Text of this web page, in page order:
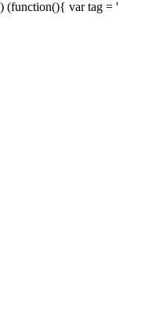
) (function(){ var tag = '